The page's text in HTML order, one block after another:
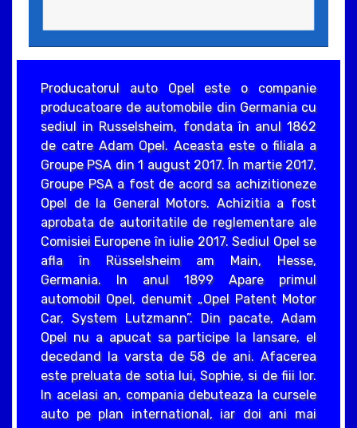
Producatorul auto Opel este o companie
producatoare de automobile din Germania cu
sediul in Russelsheim, fondata în anul 1862
de catre Adam Opel. Aceasta este o filiala a
Groupe PSA din 1 august 2017. În martie 2017,
Groupe PSA a fost de acord sa achizitioneze
Opel de la General Motors. Achizitia a fost
aprobata de autoritatile de reglementare ale
Comisiei Europene în iulie 2017. Sediul Opel se
afla în Rüsselsheim am Main, Hesse,
Germania. In anul 1899 Apare primul
automobil Opel, denumit „Opel Patent Motor
Car, System Lutzmann”. Din pacate, Adam
Opel nu a apucat sa participe la lansare, el
decedand la varsta de 58 de ani. Afacerea
este preluata de sotia lui, Sophie, si de fiii lor.
In acelasi an, compania debuteaza la cursele
auto pe plan international, iar doi ani mai